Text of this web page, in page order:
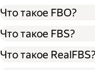
Что такое FBO?
Что такое FBS?
Что такое RealFBS?